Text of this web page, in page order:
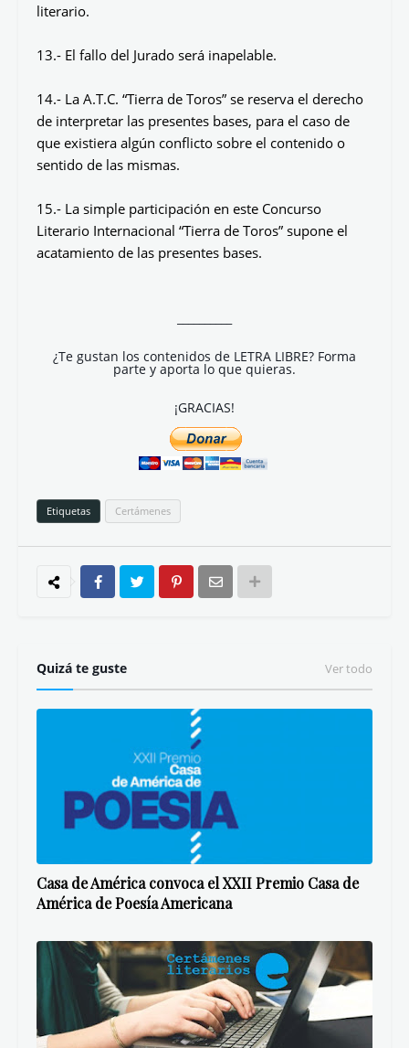
literario.
13.- El fallo del Jurado será inapelable.
14.- La A.T.C. “Tierra de Toros” se reserva el derecho
de interpretar las presentes bases, para el caso de
que existiera algún conflicto sobre el contenido o
sentido de las mismas.
15.- La simple participación en este Concurso
Literario Internacional “Tierra de Toros” supone el
acatamiento de las presentes bases.
¿Te gustan los contenidos de LETRA LIBRE? Forma
parte y aporta lo que quieras.
¡GRACIAS!
Etiquetas Certámenes
Quizá te guste Ver todo
Casa de América convoca el XXII Premio Casa de
América de Poesía Americana